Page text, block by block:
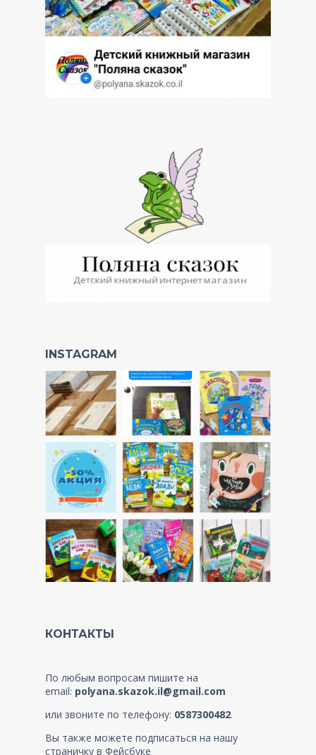
INSTAGRAM
КОНТАКТЫ
По любым вопросам пишите на
email: polyana.skazok.il@gmail.com
или звоните по телефону: 0587300482.
Вы также можете подписаться на нашу
страничку в Фейсбуке